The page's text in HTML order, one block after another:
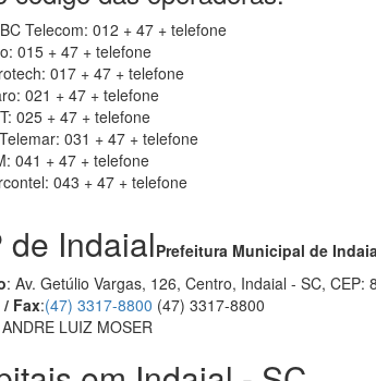
Telecom: 012 + 47 + telefone
015 + 47 + telefone
017 + 47 + telefone
021 + 47 + telefone
025 + 47 + telefone
031 + 47 + telefone
041 + 47 + telefone
043 + 47 + telefone
de IndaialPrefeitura Municipal de
: Av. Getúlio Vargas, 126, Centro, Indaial - SC, CEP:
Fax:(47) 3317-8800 (47) 3317-8800
LUIZ MOSER